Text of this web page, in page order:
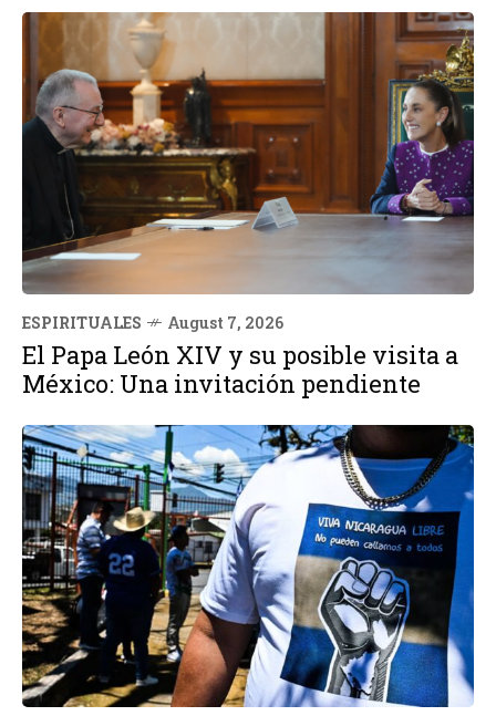
ESPIRITUALES August 7, 2026
El Papa León XIV y su posible visita a
México: Una invitación pendiente